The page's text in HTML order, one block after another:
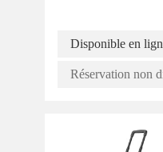
Disponible en
Réservation non